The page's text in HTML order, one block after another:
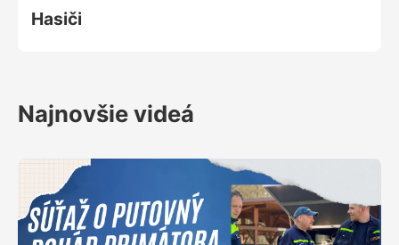
Hasiči
Najnovšie videá